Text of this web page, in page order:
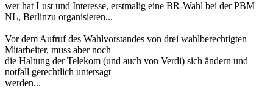
wer hat Lust und Interesse, erstmalig eine BR-Wahl bei der PBM
NL, Berlinzu organisieren...
Vor dem Aufruf des Wahlvorstandes von drei wahlberechtigten
Mitarbeiter, muss aber noch
die Haltung der Telekom (und auch von Verdi) sich ändern und
notfall gerechtlich untersagt
werden...